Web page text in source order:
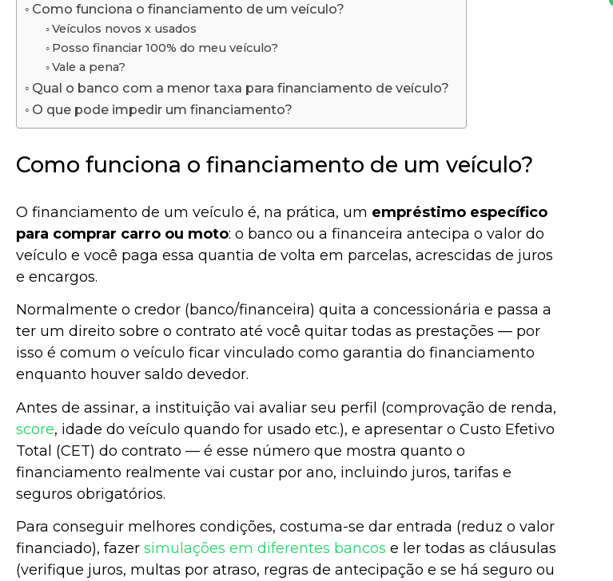
Como funciona o financiamento de um veículo?
Veículos novos x usados
Posso financiar 100% do meu veículo?
Vale a pena?
Qual o banco com a menor taxa para financiamento de veículo?
O que pode impedir um financiamento?
Como funciona o financiamento de um veículo?
O financiamento de um veículo é, na prática, um empréstimo específico
para comprar carro ou moto: o banco ou a financeira antecipa o valor do
veículo e você paga essa quantia de volta em parcelas, acrescidas de juros
e encargos.
Normalmente o credor (banco/financeira) quita a concessionária e passa a
ter um direito sobre o contrato até você quitar todas as prestações — por
isso é comum o veículo ficar vinculado como garantia do financiamento
enquanto houver saldo devedor.
Antes de assinar, a instituição vai avaliar seu perfil (comprovação de renda,
score, idade do veículo quando for usado etc.), e apresentar o Custo Efetivo
Total (CET) do contrato — é esse número que mostra quanto o
financiamento realmente vai custar por ano, incluindo juros, tarifas e
seguros obrigatórios.
Para conseguir melhores condições, costuma-se dar entrada (reduz o valor
financiado), fazer simulações em diferentes bancos e ler todas as cláusulas
(verifique juros, multas por atraso, regras de antecipação e se há seguro ou